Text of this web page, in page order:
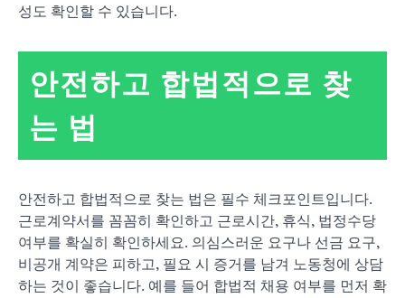
성도 확인할 수 있습니다.
안전하고 합법적으로 찾
는 법
안전하고 합법적으로 찾는 법은 필수 체크포인트입니다.
근로계약서를 꼼꼼히 확인하고 근로시간, 휴식, 법정수당
여부를 확실히 확인하세요. 의심스러운 요구나 선금 요구,
비공개 계약은 피하고, 필요 시 증거를 남겨 노동청에 상담
하는 것이 좋습니다. 예를 들어 합법적 채용 여부를 먼저 확